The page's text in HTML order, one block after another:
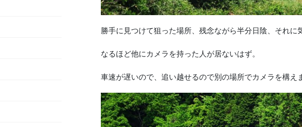
勝手に見つけて狙った場所、残念ながら半分日陰、それ
なるほど他にカメラを持った人が居ないはず。
車速が遅いので、追い越せるので別の場所でカメラを構え